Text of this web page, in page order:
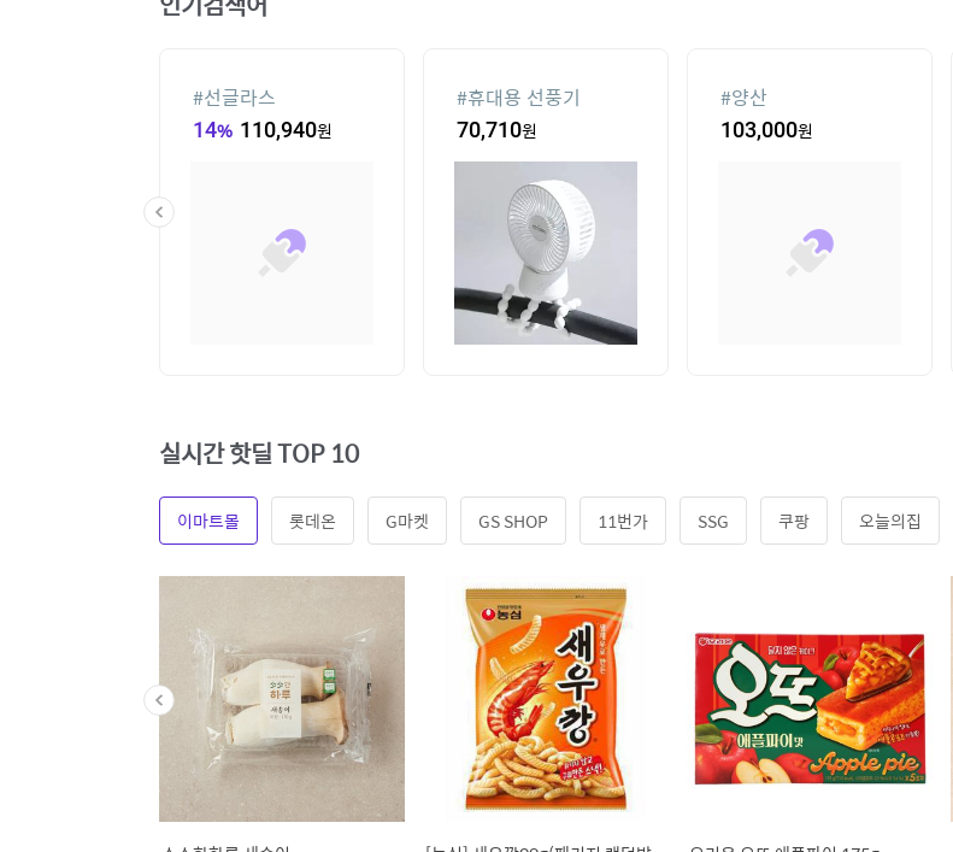
#선글라스
14% 110,940원
#휴대용 선풍기
70,710원
#양산
103,000원
실시간 핫딜 TOP 10
이마트몰 롯데온 G마켓 GS SHOP 11번가 SSG 쿠팡 오늘의집